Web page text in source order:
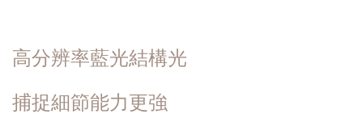
高分辨率藍光結構光
捕捉細節能力更強